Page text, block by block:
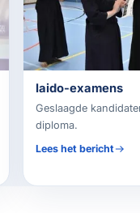
Iaido-examens
Geslaagde
diploma.
Lees het bericht